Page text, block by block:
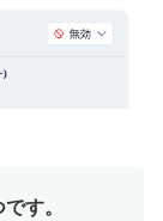
す。